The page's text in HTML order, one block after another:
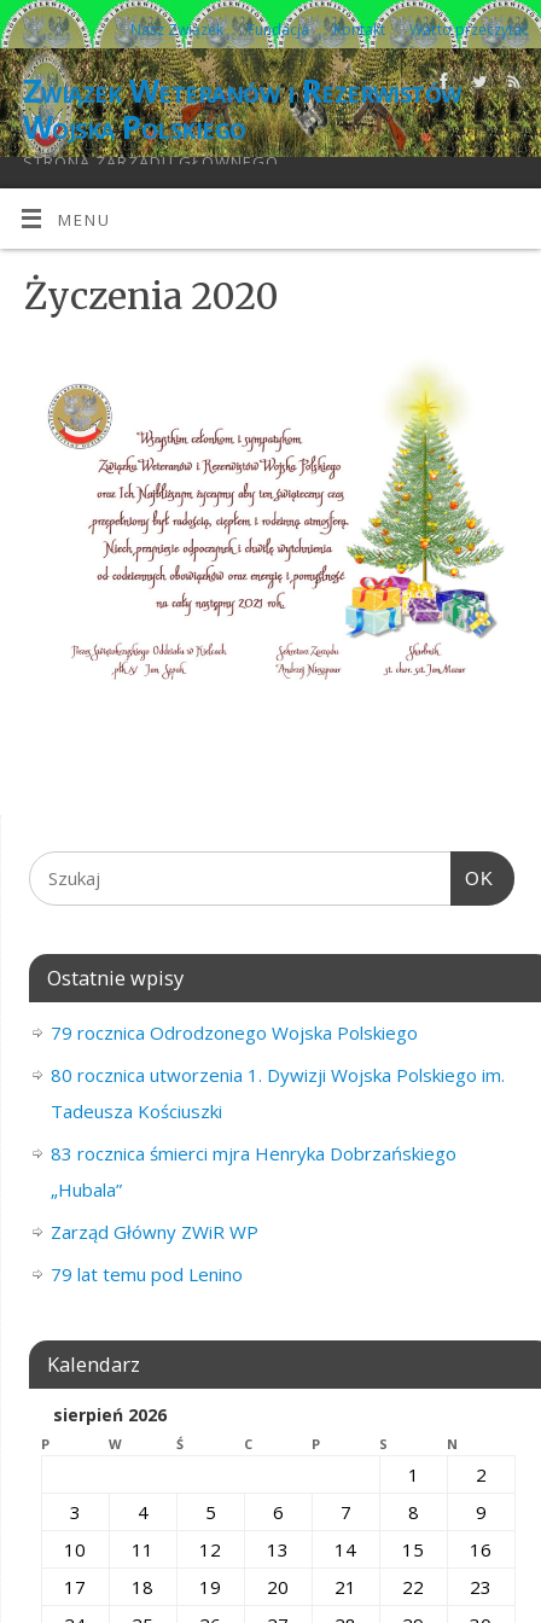
Nasz Związek Fundacja Kontakt Warto przeczytać
Związek Weteranów i Rezerwistów
Wojska Polskiego
STRONA ZARZĄDU GŁÓWNEGO
MENU
Życzenia 2020
OK
Ostatnie wpisy
79 rocznica Odrodzonego Wojska Polskiego
80 rocznica utworzenia 1. Dywizji Wojska Polskiego im.
Tadeusza Kościuszki
83 rocznica śmierci mjra Henryka Dobrzańskiego
„Hubala”
Zarząd Główny ZWiR WP
79 lat temu pod Lenino
Kalendarz
sierpień 2026
P W Ś C P S N
1
2
3
4 5 6 7 8
9
10
11 12 13 14 15
16
17
18 19 20 21 22
23